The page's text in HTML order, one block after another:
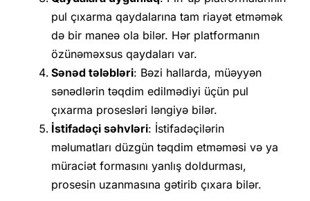
pul çıxarma qaydalarına tam riayət etməmək
də bir maneə ola bilər. Hər platformanın
özünəməxsus qaydaları var.
Sənəd tələbləri: Bəzi hallarda, müəyyən
sənədlərin təqdim edilmədiyi üçün pul
çıxarma prosesləri ləngiyə bilər.
İstifadəçi səhvləri: İstifadəçilərin
məlumatları düzgün təqdim etməməsi və ya
müraciət formasını yanlış doldurması,
prosesin uzanmasına gətirib çıxara bilər.